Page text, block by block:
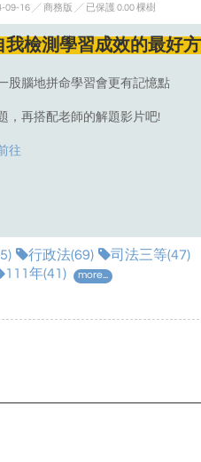
09-16 ╱ 商務版 ╱ 已保護 0.00 棵樹
我檢測學習成效的最好
股腦地拼命學習會更有記憶點
，再搭配老師的解題影片吧!
往
行政法(69)
司法三等(47)
111年(41) more...